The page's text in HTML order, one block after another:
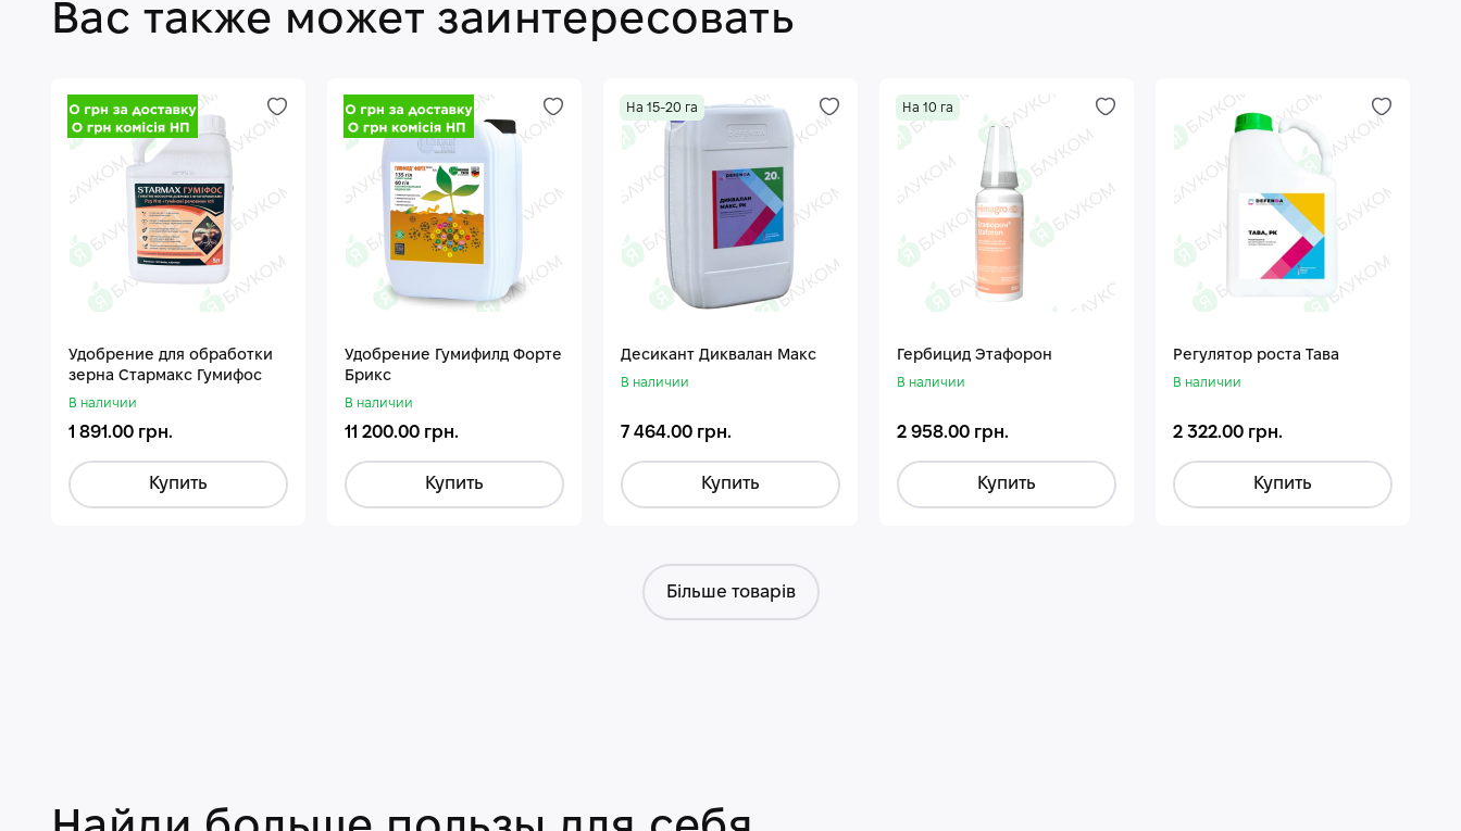
Вас также может заинтересовать
Удобрение для обработки
зерна Стармакс Гумифос
В наличии
1 891.00 грн.
Купить
Удобрение Гумифилд Форте
Брикс
В наличии
11 200.00 грн.
Купить
На 15-20 га
Десикант Диквалан Макс
В наличии
7 464.00 грн.
Купить
На 10 га
Гербицид Этафорон
В наличии
2 958.00 грн.
Купить
Регулятор роста Тава
В наличии
2 322.00 грн.
Купить
Більше товарів